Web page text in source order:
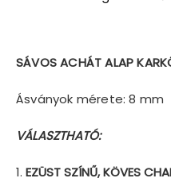
SÁVOS ACHÁT ALAP
Ásványok mérete: 8 mm
VÁLASZTHATÓ:
EZÜST SZÍNŰ, KÖVES